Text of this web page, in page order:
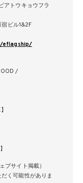
アトウキョウフラ
ビル1&2F
eflagship/
/
ブサイト掲載）
く可能性がありま